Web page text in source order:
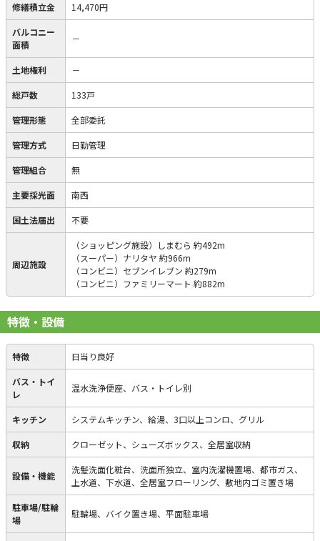
修繕積立金 14,470円
バルコニー
面積
－
土地権利 －
総戸数 133戸
管理形態 全部委託
管理方式 日勤管理
管理組合 無
主要採光面 南西
国土法届出 不要
周辺施設
（ショッピング施設）しまむら 約492m
（スーパー）ナリタヤ 約966m
（コンビニ）セブンイレブン 約279m
（コンビニ）ファミリーマート 約882m
特徴・設備
特徴 日当り良好
バス・トイ
レ
温水洗浄便座、バス・トイレ別
キッチン システムキッチン、給湯、3口以上コンロ、グリル
収納 クローゼット、シューズボックス、全居室収納
設備・機能
洗髪洗面化粧台、洗面所独立、室内洗濯機置場、都市ガス、
上水道、下水道、全居室フローリング、敷地内ゴミ置き場
駐車場/駐輪
場
駐輪場、バイク置き場、平面駐車場